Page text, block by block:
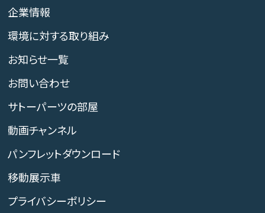
企業情報
環境に対する取り組み
お知らせ一覧
お問い合わせ
サトーパーツの部屋
動画チャンネル
パンフレットダウンロード
移動展示車
プライバシーポリシー